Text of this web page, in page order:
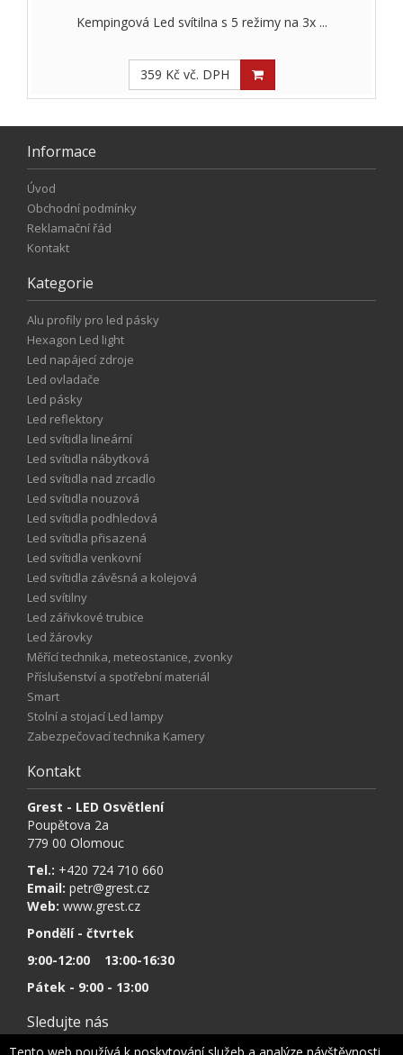
Kempingová Led svítilna s 5 režimy na 3x ...
359 Kč vč. DPH
Informace
Úvod
Obchodní podmínky
Reklamační řád
Kontakt
Kategorie
Alu profily pro led pásky
Hexagon Led light
Led napájecí zdroje
Led ovladače
Led pásky
Led reflektory
Led svítidla lineární
Led svítidla nábytková
Led svítidla nad zrcadlo
Led svítidla nouzová
Led svítidla podhledová
Led svítidla přisazená
Led svítidla venkovní
Led svítidla závěsná a kolejová
Led svítilny
Led zářivkové trubice
Led žárovky
Měřící technika, meteostanice, zvonky
Příslušenství a spotřební materiál
Smart
Stolní a stojací Led lampy
Zabezpečovací technika Kamery
Kontakt
Grest - LED Osvětlení
Poupětova 2a
779 00 Olomouc
Tel.: +420 724 710 660
Email: petr@grest.cz
Web: www.grest.cz
Pondělí - čtvrtek
9:00-12:00 13:00-16:30
Pátek - 9:00 - 13:00
Sledujte nás